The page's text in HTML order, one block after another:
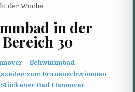
der Woche.
in der
30
– Schwimmbad
zum Frauenschwimmen
Bad Hannover